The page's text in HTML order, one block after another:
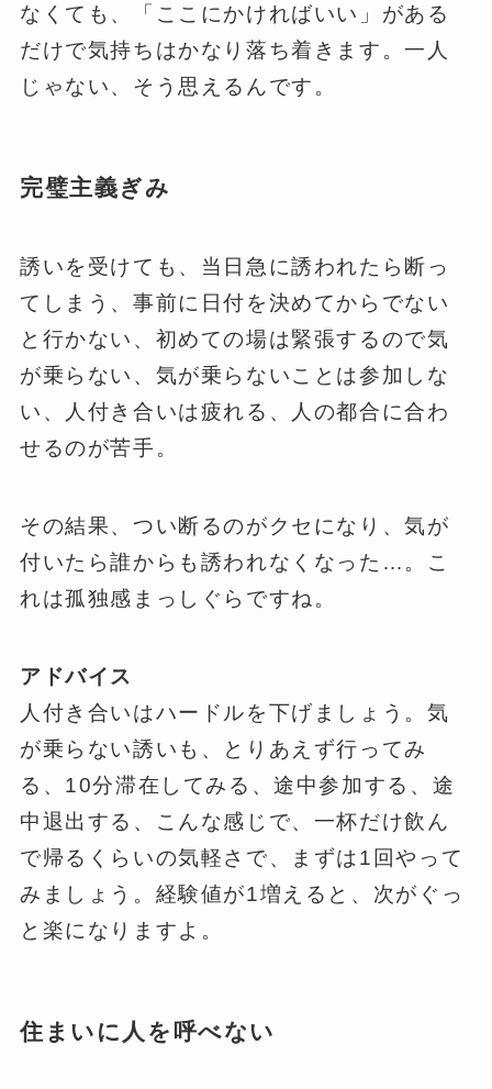
なくても、「ここにかければいい」がある
だけで気持ちはかなり落ち着きます。一人
じゃない、そう思えるんです。
完璧主義ぎみ
誘いを受けても、当日急に誘われたら断っ
てしまう、事前に日付を決めてからでない
と行かない、初めての場は緊張するので気
が乗らない、気が乗らないことは参加しな
い、人付き合いは疲れる、人の都合に合わ
せるのが苦手。
その結果、つい断るのがクセになり、気が
付いたら誰からも誘われなくなった…。こ
れは孤独感まっしぐらですね。
アドバイス
人付き合いはハードルを下げましょう。気
が乗らない誘いも、とりあえず行ってみ
る、10分滞在してみる、途中参加する、途
中退出する、こんな感じで、一杯だけ飲ん
で帰るくらいの気軽さで、まずは1回やって
みましょう。経験値が1増えると、次がぐっ
と楽になりますよ。
住まいに人を呼べない